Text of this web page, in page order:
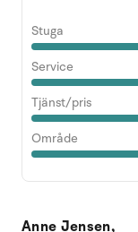
Stuga
Service
Tjänst/pris
Område
Anne Jensen,